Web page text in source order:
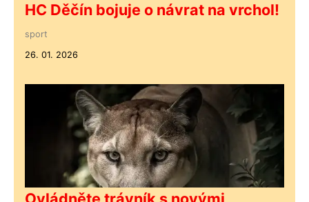
HC Děčín bojuje o návrat na vrchol!
sport
26. 01. 2026